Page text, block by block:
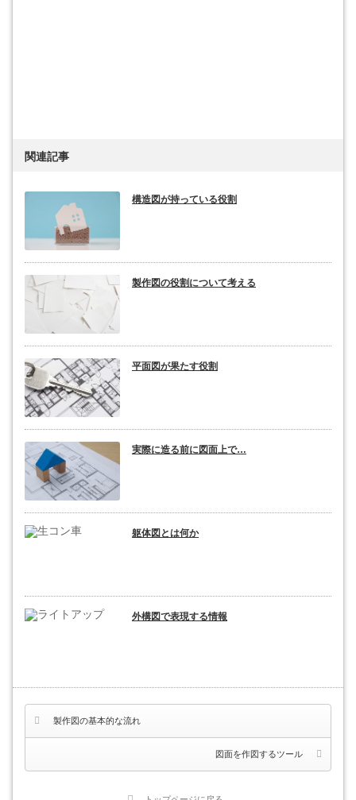
関連記事
構造図が持っている役割
製作図の役割について考える
平面図が果たす役割
実際に造る前に図面上で…
躯体図とは何か
外構図で表現する情報
製作図の基本的な流れ
図面を作図するツール